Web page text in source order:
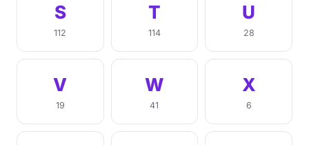
S
112
T
114
U
28
V
19
W
41
X
6